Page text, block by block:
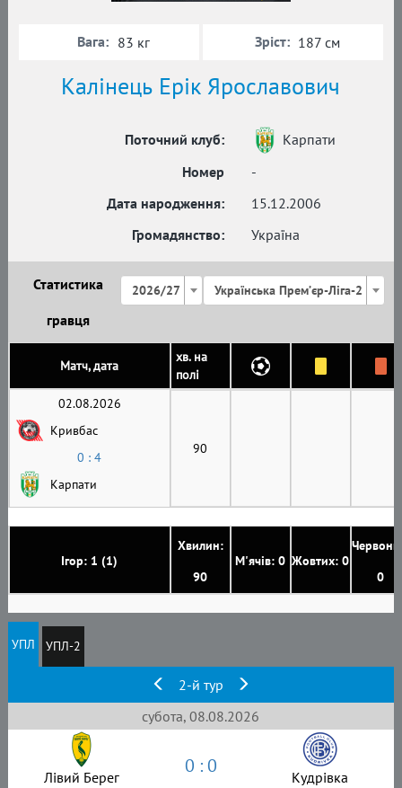
Калінець Ерік Ярославович
Поточний клуб:
Карпати
Номер
-
Дата народження:
15.12.2006
Громадянство:
Україна
Вага: 83 кг Зріст: 187 см
Статистика
гравця
2026/27 Українська Премʼєр-Ліга-2
Матч, дата
хв. на
полі
Ігор: 1 (1)
Хвилин:
90
М'ячів: 0 Жовтих: 0
0
02.08.2026
Кривбас
0 : 4
Карпати
90
УПЛ УПЛ-2
2-й тур
субота, 08.08.2026
Лівий Берег 0 : 0 Кудрівка